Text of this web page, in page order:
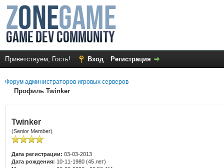
Приветствуем, Гость! Вход Регистрация
Форум администраторов игровых серверов
Профиль Twinker
Twinker
(Senior Member)
Дата регистрации: 03-03-2013
Дата рождения: 10-11-1980 (45 лет)